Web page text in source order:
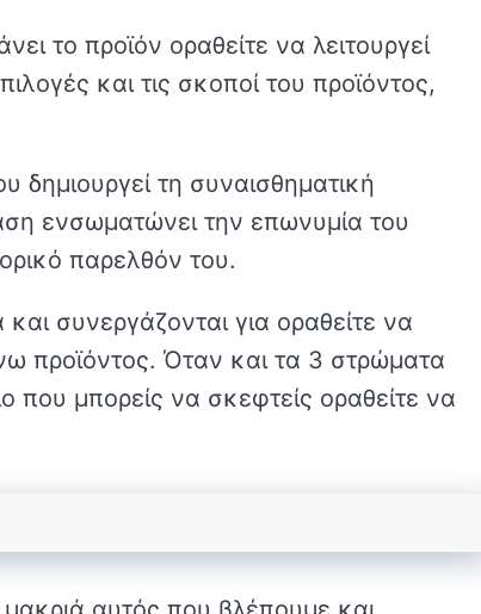
το προϊόν οραθείτε να λειτουργεί
και τις σκοποί του προϊόντος,
δημιουργεί τη συναισθηματική
ενσωματώνει την επωνυμία του
παρελθόν του.
συνεργάζονται για οραθείτε να
προϊόντος. Όταν και τα 3 στρώματα
που μπορείς να σκεφτείς οραθείτε να